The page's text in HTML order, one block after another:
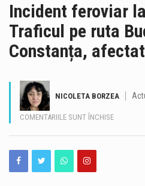
Incident feroviar
Traficul pe ruta
Constanța, afectat
NICOLETA BORZEA
COMENTARIILE SUNT ÎNCHISEPENTRU